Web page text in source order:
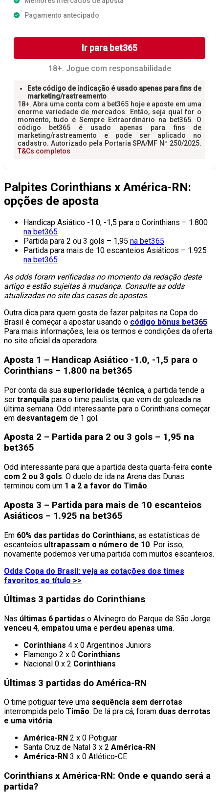
Palpites Corinthians x América-RN:
opções de aposta
Handicap Asiático -1.0, -1,5 para o Corinthians – 1.800
na bet365
Partida para 2 ou 3 gols – 1,95 na bet365
Partida para mais de 10 escanteios Asiáticos – 1.925
na bet365
As odds foram verificadas no momento da redação deste
artigo e estão sujeitas à mudança. Consulte as odds
atualizadas no site das casas de apostas.
Outra dica para quem gosta de fazer palpites na Copa do
Brasil é começar a apostar usando o código bônus bet365.
Para mais informações, leia os termos e condições da oferta
no site oficial da operadora.
Aposta 1 – Handicap Asiático -1.0, -1,5 para o
Corinthians – 1.800 na bet365
Por conta da sua superioridade técnica, a partida tende a
ser tranquila para o time paulista, que vem de goleada na
última semana. Odd interessante para o Corinthians começar
em desvantagem de 1 gol.
Aposta 2 – Partida para 2 ou 3 gols – 1,95 na
bet365
Odd interessante para que a partida desta quarta-feira conte
com 2 ou 3 gols. O duelo de ida na Arena das Dunas
terminou com um 1 a 2 a favor do Timão.
Aposta 3 – Partida para mais de 10 escanteios
Asiáticos – 1.925 na bet365
Em 60% das partidas do Corinthians, as estatísticas de
escanteios ultrapassam o número de 10. Por isso,
novamente podemos ver uma partida com muitos escanteios.
Odds Copa do Brasil: veja as cotações dos times
favoritos ao título >>
Últimas 3 partidas do Corinthians
Nas últimas 6 partidas o Alvinegro do Parque de São Jorge
venceu 4, empatou uma e perdeu apenas uma.
Corinthians 4 x 0 Argentinos Juniors
Flamengo 2 x 0 Corinthians
Nacional 0 x 2 Corinthians
Últimas 3 partidas do América-RN
O time potiguar teve uma sequência sem derrotas
interrompida pelo Timão. De lá pra cá, foram duas derrotas
e uma vitória.
América-RN 2 x 0 Potiguar
Santa Cruz de Natal 3 x 2 América-RN
América-RN 3 x 0 Atlético-CE
Corinthians x América-RN: Onde e quando será a
partida?